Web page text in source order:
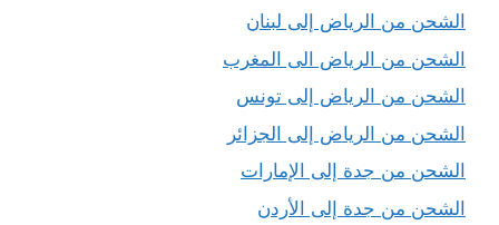
الشحن من الرياض إلى لبنان
الشحن من الرياض الى المغرب
الشحن من الرياض إلى تونس
الشحن من الرياض إلى الجزائر
الشحن من جدة إلى الإمارات
الشحن من جدة إلى الأردن